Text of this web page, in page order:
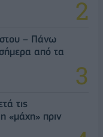
– Πάνω
από τα
τις
«μάχη» πριν